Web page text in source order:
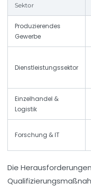
Sektor
Produzierendes
Gewerbe
Dienstleistungssektor
Einzelhandel &
Logistik
Forschung & IT
Die